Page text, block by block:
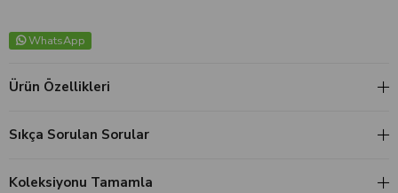
WhatsApp
Ürün Özellikleri
Sıkça Sorulan Sorular
Koleksiyonu Tamamla